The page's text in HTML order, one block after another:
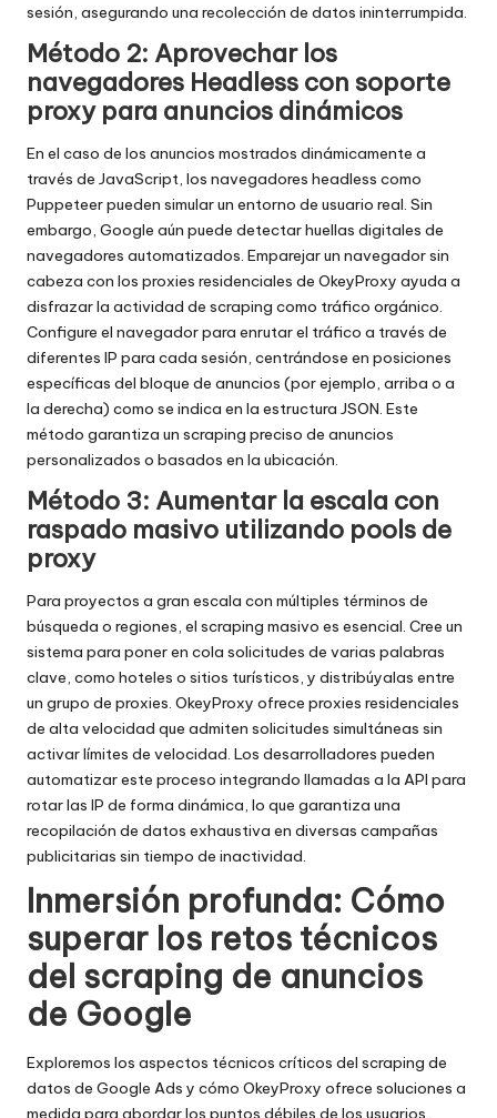
sesión, asegurando una recolección de datos ininterrumpida.
Método 2: Aprovechar los
navegadores Headless con soporte
proxy para anuncios dinámicos
En el caso de los anuncios mostrados dinámicamente a
través de JavaScript, los navegadores headless como
Puppeteer pueden simular un entorno de usuario real. Sin
embargo, Google aún puede detectar huellas digitales de
navegadores automatizados. Emparejar un navegador sin
cabeza con los proxies residenciales de OkeyProxy ayuda a
disfrazar la actividad de scraping como tráfico orgánico.
Configure el navegador para enrutar el tráfico a través de
diferentes IP para cada sesión, centrándose en posiciones
específicas del bloque de anuncios (por ejemplo, arriba o a
la derecha) como se indica en la estructura JSON. Este
método garantiza un scraping preciso de anuncios
personalizados o basados en la ubicación.
Método 3: Aumentar la escala con
raspado masivo utilizando pools de
proxy
Para proyectos a gran escala con múltiples términos de
búsqueda o regiones, el scraping masivo es esencial. Cree un
sistema para poner en cola solicitudes de varias palabras
clave, como hoteles o sitios turísticos, y distribúyalas entre
un grupo de proxies. OkeyProxy ofrece proxies residenciales
de alta velocidad que admiten solicitudes simultáneas sin
activar límites de velocidad. Los desarrolladores pueden
automatizar este proceso integrando llamadas a la API para
rotar las IP de forma dinámica, lo que garantiza una
recopilación de datos exhaustiva en diversas campañas
publicitarias sin tiempo de inactividad.
Inmersión profunda: Cómo
superar los retos técnicos
del scraping de anuncios
de Google
Exploremos los aspectos técnicos críticos del scraping de
datos de Google Ads y cómo OkeyProxy ofrece soluciones a
medida para abordar los puntos débiles de los usuarios.